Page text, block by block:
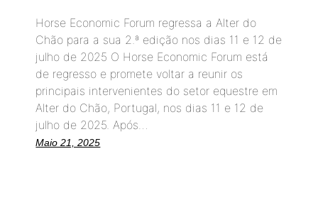
Horse Economic Forum regressa a Alter do
Chão para a sua 2.ª edição nos dias 11 e 12 de
julho de 2025 O Horse Economic Forum está
de regresso e promete voltar a reunir os
principais intervenientes do setor equestre em
Alter do Chão, Portugal, nos dias 11 e 12 de
julho de 2025. Após…
Maio 21, 2025